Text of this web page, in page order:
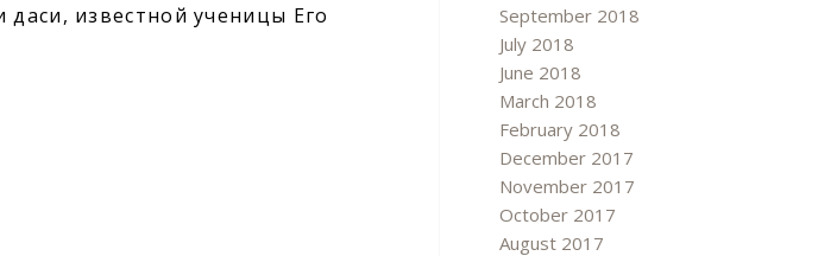
известной ученицы Его
September 2018
July 2018
June 2018
March 2018
February 2018
December 2017
November 2017
October 2017
August 2017